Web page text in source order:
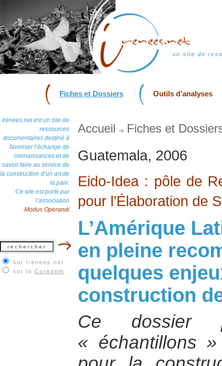
un site de
Fiches et Dossiers Outils d’analyses
Irénées.net est un site de
ressources
documentaires destiné à
favoriser l’échange de
connaissances et de
savoir faire au service de
la construction d’un art de
la paix.
Ce site est porté par
l’association
Modus Operandi
sur irenees.net
sur la Coredem
Accueil Fiches et
Guatemala, 2006
Eido-Idea : pôle de
pour l’Élaboration de
L’Amérique
en pleine
quelques
construction
Ce dossier
« échantillons